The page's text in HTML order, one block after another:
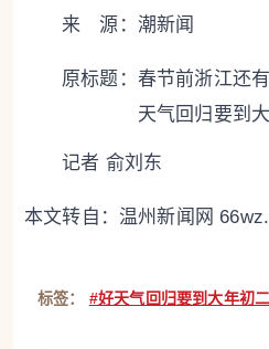
来 源：潮新闻
原标题： 春节前浙江还
天气回归要到
记者 俞刘东
本文转自： 温州新闻网
标签： #好天气回归要到大年初二